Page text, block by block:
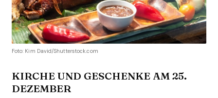
Foto: Kim David/Shutterstock.com
KIRCHE UND GESCHENKE AM 25.
DEZEMBER